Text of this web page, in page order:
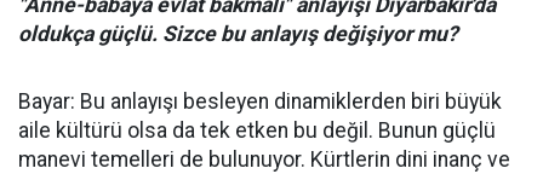
oldukça güçlü. Sizce bu anlayış değişiyor mu?
Bayar: Bu anlayışı besleyen dinamiklerden biri büyük
aile kültürü olsa da tek etken bu değil. Bunun güçlü
manevi temelleri de bulunuyor. Kürtlerin dini inanç ve